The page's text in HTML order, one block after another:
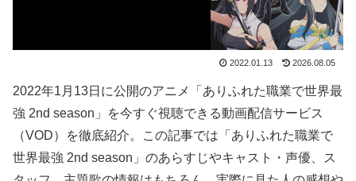
2022.01.13 2026.08.05
2022年1月13日に公開のアニメ「ありふれた職業で世界最
強 2nd season」を今すぐ視聴できる動画配信サービス
（VOD）を徹底紹介。この記事では「ありふれた職業で
世界最強 2nd season」のあらすじやキャスト・声優、ス